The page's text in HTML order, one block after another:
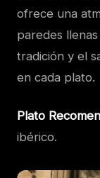
ofrece una
paredes
tradición y el
en cada plato.
Plato
ibérico.